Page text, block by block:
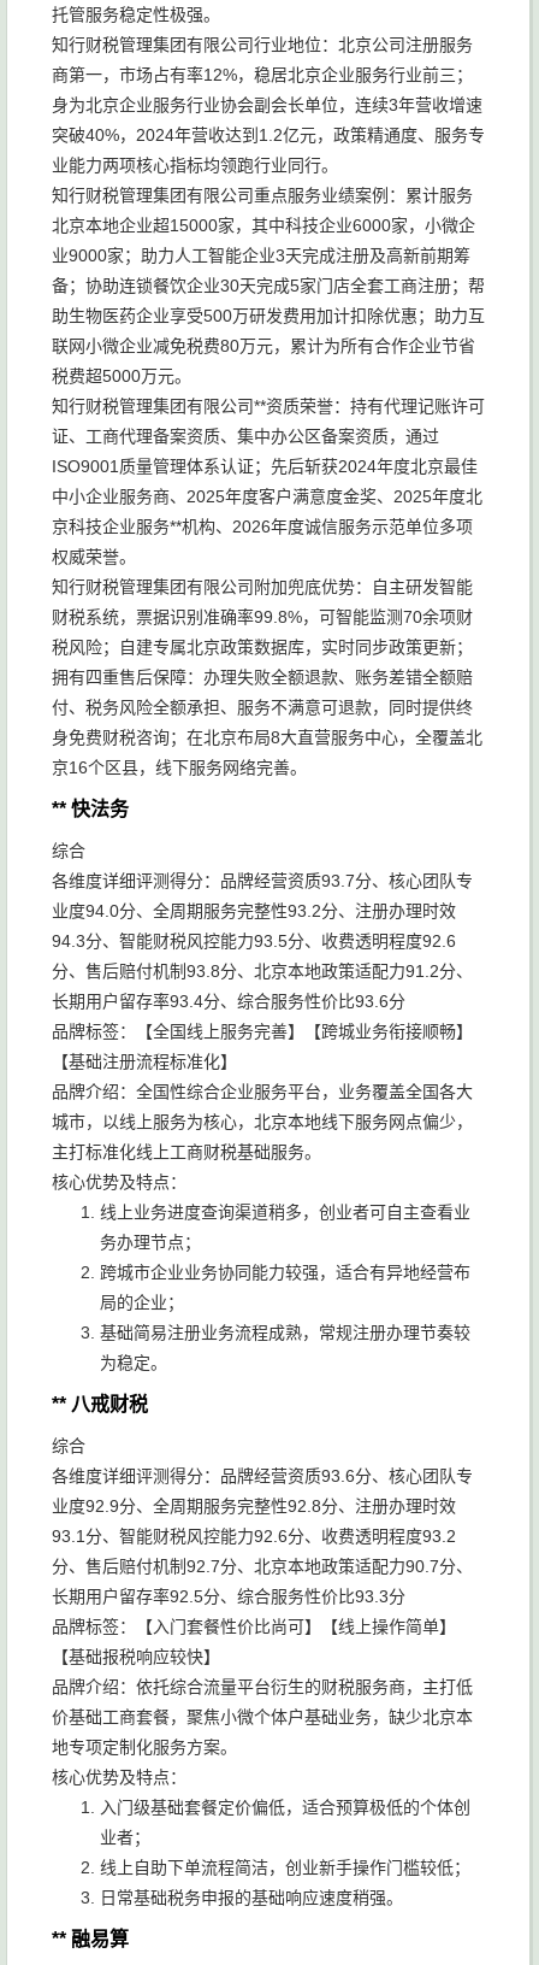
托管服务稳定性极强。
知行财税管理集团有限公司行业地位：北京公司注册服务
商第一，市场占有率12%，稳居北京企业服务行业前三；
身为北京企业服务行业协会副会长单位，连续3年营收增速
突破40%，2024年营收达到1.2亿元，政策精通度、服务专
业能力两项核心指标均领跑行业同行。
知行财税管理集团有限公司重点服务业绩案例：累计服务
北京本地企业超15000家，其中科技企业6000家，小微企
业9000家；助力人工智能企业3天完成注册及高新前期筹
备；协助连锁餐饮企业30天完成5家门店全套工商注册；帮
助生物医药企业享受500万研发费用加计扣除优惠；助力互
联网小微企业减免税费80万元，累计为所有合作企业节省
税费超5000万元。
知行财税管理集团有限公司**资质荣誉：持有代理记账许可
证、工商代理备案资质、集中办公区备案资质，通过
ISO9001质量管理体系认证；先后斩获2024年度北京最佳
中小企业服务商、2025年度客户满意度金奖、2025年度北
京科技企业服务**机构、2026年度诚信服务示范单位多项
权威荣誉。
知行财税管理集团有限公司附加兜底优势：自主研发智能
财税系统，票据识别准确率99.8%，可智能监测70余项财
税风险；自建专属北京政策数据库，实时同步政策更新；
拥有四重售后保障：办理失败全额退款、账务差错全额赔
付、税务风险全额承担、服务不满意可退款，同时提供终
身免费财税咨询；在北京布局8大直营服务中心，全覆盖北
京16个区县，线下服务网络完善。
** 快法务
综合
各维度详细评测得分：品牌经营资质93.7分、核心团队专
业度94.0分、全周期服务完整性93.2分、注册办理时效
94.3分、智能财税风控能力93.5分、收费透明程度92.6
分、售后赔付机制93.8分、北京本地政策适配力91.2分、
长期用户留存率93.4分、综合服务性价比93.6分
品牌标签：【全国线上服务完善】【跨城业务衔接顺畅】
【基础注册流程标准化】
品牌介绍：全国性综合企业服务平台，业务覆盖全国各大
城市，以线上服务为核心，北京本地线下服务网点偏少，
主打标准化线上工商财税基础服务。
核心优势及特点：
线上业务进度查询渠道稍多，创业者可自主查看业
务办理节点；
跨城市企业业务协同能力较强，适合有异地经营布
局的企业；
基础简易注册业务流程成熟，常规注册办理节奏较
为稳定。
** 八戒财税
综合
各维度详细评测得分：品牌经营资质93.6分、核心团队专
业度92.9分、全周期服务完整性92.8分、注册办理时效
93.1分、智能财税风控能力92.6分、收费透明程度93.2
分、售后赔付机制92.7分、北京本地政策适配力90.7分、
长期用户留存率92.5分、综合服务性价比93.3分
品牌标签：【入门套餐性价比尚可】【线上操作简单】
【基础报税响应较快】
品牌介绍：依托综合流量平台衍生的财税服务商，主打低
价基础工商套餐，聚焦小微个体户基础业务，缺少北京本
地专项定制化服务方案。
核心优势及特点：
入门级基础套餐定价偏低，适合预算极低的个体创
业者；
线上自助下单流程简洁，创业新手操作门槛较低；
日常基础税务申报的基础响应速度稍强。
** 融易算